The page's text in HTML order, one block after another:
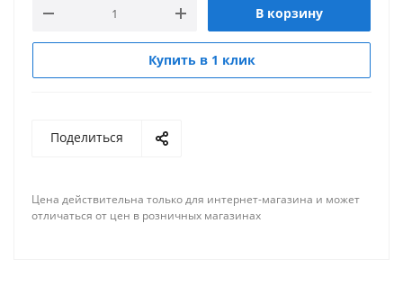
В корзину
Купить в 1 клик
Поделиться
Цена действительна только для интернет-магазина и может
отличаться от цен в розничных магазинах